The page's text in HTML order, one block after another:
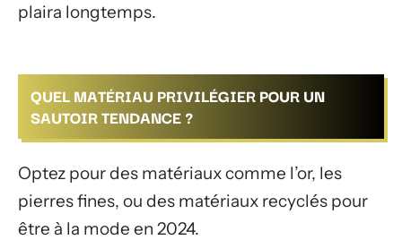
plaira longtemps.
QUEL MATÉRIAU PRIVILÉGIER POUR UN
SAUTOIR TENDANCE ?
Optez pour des matériaux comme l’or, les
pierres fines, ou des matériaux recyclés pour
être à la mode en 2024.